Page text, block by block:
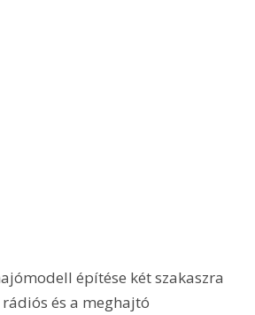
építése két szakaszra
és a meghajtó